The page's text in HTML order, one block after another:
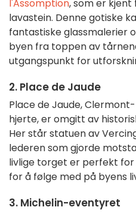
l'Assomption, som er kjent
lavastein. Denne gotiske
fantastiske glassmalerier
byen fra toppen av
utgangspunkt for
2. Place de Jaude
Place de Jaude,
hjerte, er omgitt av
Her står statuen av
lederen som gjorde
livlige torget er perfekt
for å følge med på byens
3. Michelin-eventyret